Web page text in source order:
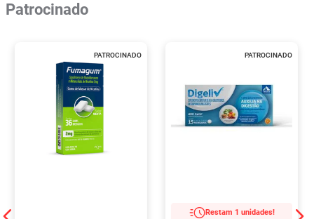
Patrocinado
PATROCINADO PATROCINADO
Restam 1 unidades!